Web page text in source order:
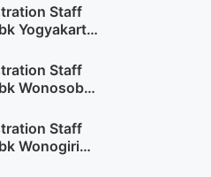
Staff
Yogyakarta
Staff
Wonosobo
Staff
Wonogiri